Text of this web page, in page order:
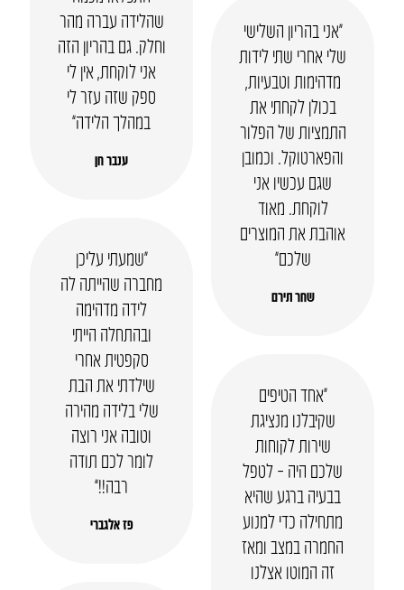
שהלידה עברה מהר
וחלק. גם בהריון הזה
אני לוקחת, אין לי
ספק שזה עזר לי
במהלך הלידה”
ענבר חן
“אני בהריון השלישי
שלי אחרי שתי לידות
מדהימות וטבעיות,
בכולן לקחתי את
התמציות של הפלור
והפארטוקל. וכמובן
שגם עכשיו אני
לוקחת. מאוד
אוהבת את המוצרים
שלכם”
שחר תירם
“שמעתי עליכן
מחברה שהייתה לה
לידה מדהימה
ובהתחלה הייתי
סקפטית אחרי
שילדתי את הבת
שלי בלידה מהירה
וטובה אני רוצה
לומר לכם תודה
רבה!!”
פז אלגברי
“אחד הטיפים
שקיבלנו מנציגת
שירות לקוחות
שלכם היה – לטפל
בבעיה ברגע שהיא
מתחילה כדי למנוע
החמרה במצב ומאז
זה המוטו אצלנו